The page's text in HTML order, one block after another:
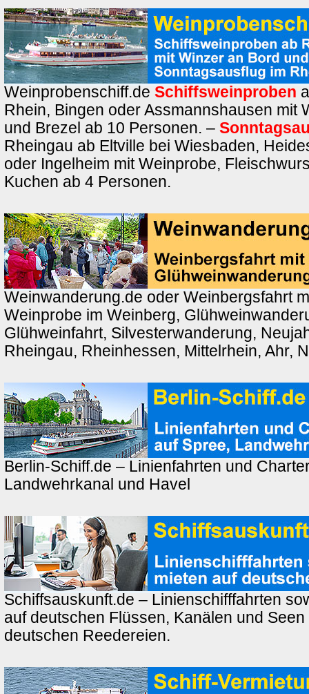
Weinprobenschiff.de Schiffsweinproben
Rhein, Bingen oder Assmannshausen mit
und Brezel ab 10 Personen. –
Rheingau ab Eltville bei Wiesbaden,
oder Ingelheim mit Weinprobe,
Kuchen ab 4 Personen.
Weinwanderung.de oder Weinbergsfahrt
Weinprobe im Weinberg,
Glühweinfahrt, Silvesterwanderung,
Rheingau, Rheinhessen, Mittelrhein, Ahr,
Berlin-Schiff.de – Linienfahrten und
Landwehrkanal und Havel
Schiffsauskunft.de – Linienschifffahrten
auf deutschen Flüssen, Kanälen und
deutschen Reedereien.